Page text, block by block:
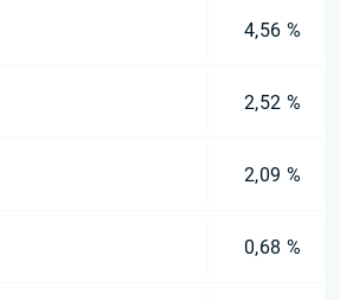
4,56 %
2,52 %
2,09 %
0,68 %